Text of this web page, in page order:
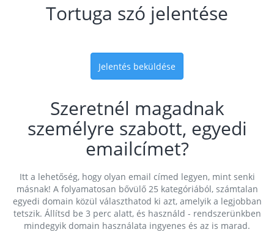
Tortuga szó jelentése
Jelentés beküldése
Szeretnél magadnak
személyre szabott, egyedi
emailcímet?
Itt a lehetőség, hogy olyan email címed legyen, mint senki
másnak! A folyamatosan bővülő 25 kategóriából, számtalan
egyedi domain közül választhatod ki azt, amelyik a legjobban
tetszik. Állítsd be 3 perc alatt, és használd - rendszerünkben
mindegyik domain használata ingyenes és az is marad.